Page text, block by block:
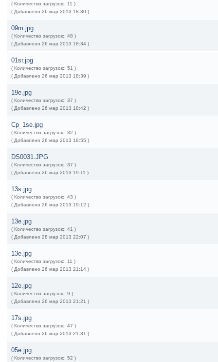
( Количество загрузок:: 11 )
( Добавлено 26 мар 2013 18:30 )
09m.jpg
( Количество загрузок:: 48 )
( Добавлено 26 мар 2013 18:34 )
01sr.jpg
( Количество загрузок:: 51 )
( Добавлено 26 мар 2013 18:39 )
19e.jpg
( Количество загрузок:: 37 )
( Добавлено 26 мар 2013 18:42 )
Ср_1se.jpg
( Количество загрузок:: 32 )
( Добавлено 26 мар 2013 18:55 )
DS0031.JPG
( Количество загрузок:: 37 )
( Добавлено 26 мар 2013 19:11 )
13s.jpg
( Количество загрузок:: 43 )
( Добавлено 26 мар 2013 19:12 )
13e.jpg
( Количество загрузок:: 41 )
( Добавлено 28 мар 2013 22:07 )
13e.jpg
( Количество загрузок:: 11 )
( Добавлено 26 мар 2013 21:14 )
12e.jpg
( Количество загрузок:: 9 )
( Добавлено 26 мар 2013 21:21 )
17s.jpg
( Количество загрузок:: 47 )
( Добавлено 26 мар 2013 21:31 )
05e.jpg
( Количество загрузок:: 52 )